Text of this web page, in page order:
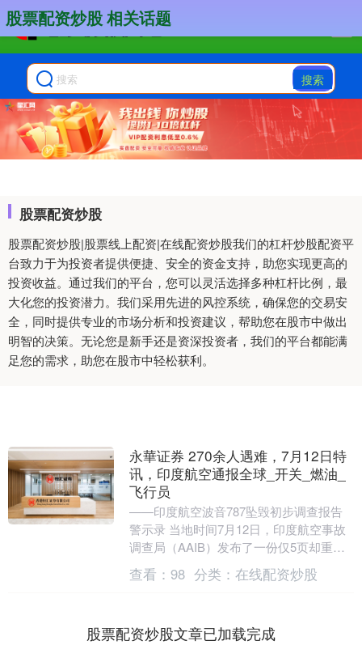
搜索
股票配资炒股
股票配资炒股|股票线上配资|在线配资炒股我们的杠杆炒股配资平
台致力于为投资者提供便捷、安全的资金支持，助您实现更高的
投资收益。通过我们的平台，您可以灵活选择多种杠杆比例，最
大化您的投资潜力。我们采用先进的风控系统，确保您的交易安
全，同时提供专业的市场分析和投资建议，帮助您在股市中做出
明智的决策。无论您是新手还是资深投资者，我们的平台都能满
足您的需求，助您在股市中轻松获利。
股票配资炒股 相关话题
永華证券 270余人遇难，7月12日特
讯，印度航空通报全球_开关_燃油_
飞行员
——印度航空波音787坠毁初步调查报告
警示录 当地时间7月12日，印度航空事故
调查局（AAIB）发布了一份仅5页却重如
千钧的报告，揭开了6月12日波音787-8....
查看： 98 分类： 在线配资炒股
股票配资炒股文章已加载完成